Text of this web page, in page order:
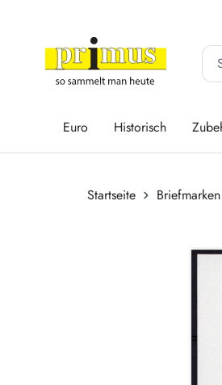
Euro Historisch
Startseite